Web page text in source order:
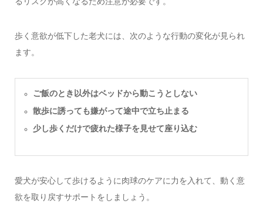
歩く意欲が低下した老犬には、次のような行動の変化が見られ
ます。
ご飯のとき以外はベッドから動こうとしない
散歩に誘っても嫌がって途中で立ち止まる
少し歩くだけで疲れた様子を見せて座り込む
愛犬が安心して歩けるように肉球のケアに力を入れて、動く意
欲を取り戻すサポートをしましょう。